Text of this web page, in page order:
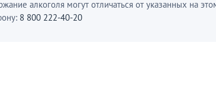
алкоголя могут отличаться от указанных на
8 800 222-40-20